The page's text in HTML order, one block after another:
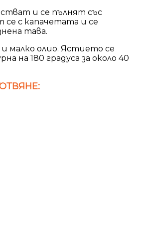
и се пълнят със
се с капачетата и се
тава.
малко олио. Ястието се
на 180 градуса за около 40